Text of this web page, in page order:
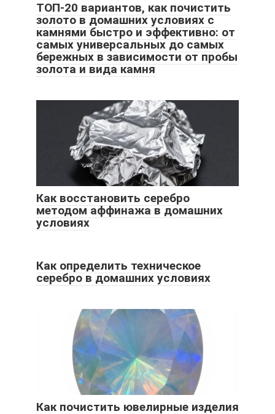
ТОП-20 вариантов, как почистить
золото в домашних условиях с
камнями быстро и эффективно: от
самых универсальных до самых
бережных в зависимости от пробы
золота и вида камня
Как восстановить серебро
методом аффинажа в домашних
условиях
Как определить техническое
серебро в домашних условиях
Как почистить ювелирные изделия